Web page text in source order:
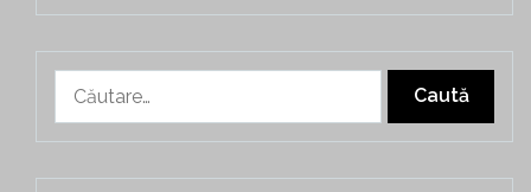
după: